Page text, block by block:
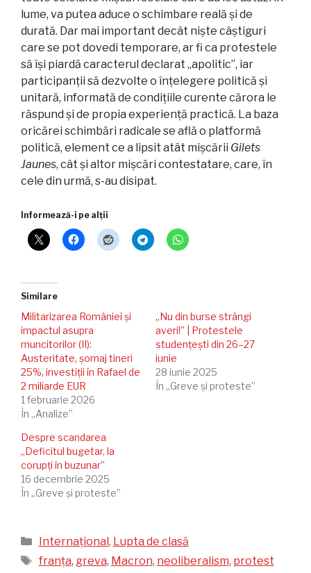
lume, va putea aduce o schimbare reală și de
durată. Dar mai important decât niște câștiguri
care se pot dovedi temporare, ar fi ca protestele
să își piardă caracterul declarat „apolitic”, iar
participanții să dezvolte o înțelegere politică și
unitară, informată de condițiile curente cărora le
răspund și de propia experiență practică. La baza
oricărei schimbări radicale se află o platformă
politică, element ce a lipsit atât mișcării Gilets
Jaunes, cât și altor mișcări contestatare, care, în
cele din urmă, s-au disipat.
Informează-i pe alții
Similare
Militarizarea României și
impactul asupra
muncitorilor (II):
Austeritate, șomaj tineri
25%, investiții în Rafael de
2 miliarde EUR
1 februarie 2026
În „Analize”
„Nu din burse strângi
averi!” | Protestele
studențești din 26–27
iunie
28 iunie 2025
În „Greve și proteste”
Despre scandarea
„Deficitul bugetar, la
corupți în buzunar”
16 decembrie 2025
În „Greve și proteste”
Categorii
Internațional , Lupta de clasă
Etichete
franța, greva, Macron, neoliberalism, protest